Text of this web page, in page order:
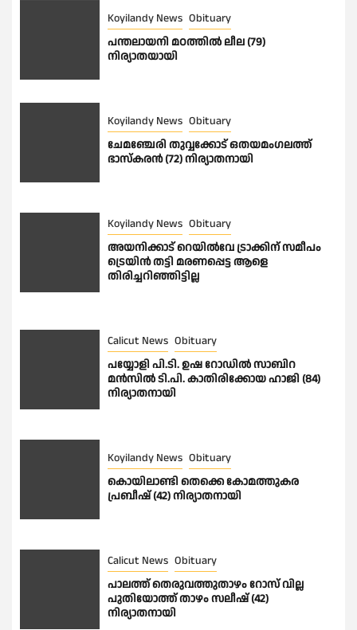
Koyilandy News Obituary
പന്തലായനി മഠത്തിൽ ലീല (79)
നിര്യാതയായി
Koyilandy News Obituary
ചേമഞ്ചേരി തുവ്വക്കോട് ഒതയമംഗലത്ത്
ഭാസ്കരൻ (72) നിര്യാതനായി
Koyilandy News Obituary
അയനിക്കാട് റെയിൽവേ ട്രാക്കിന് സമീപം
ട്രെയിൻ തട്ടി മരണപ്പെട്ട ആളെ
തിരിച്ചറിഞ്ഞിട്ടില്ല
Calicut News Obituary
പയ്യോളി പി.ടി. ഉഷ റോഡിൽ സാബിറ
മൻസിൽ ടി.പി. കാതിരിക്കോയ ഹാജി (84)
നിര്യാതനായി
Koyilandy News Obituary
കൊയിലാണ്ടി തെക്കെ കോമത്തുകര
പ്രബീഷ് (42) നിര്യാതനായി
Calicut News Obituary
പാലത്ത് തെരുവത്തുതാഴം റോസ് വില്ല
പുതിയോത്ത് താഴം സലീഷ് (42)
നിര്യാതനായി